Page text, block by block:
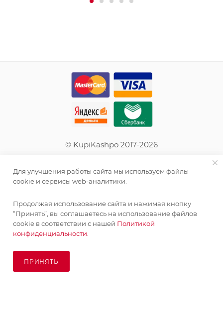
© KupiKashpo 2017-2026
ПОМОЩЬ
ПОДПИСАТЬСЯ НА РАССЫЛКУ
Для улучшения работы сайта мы используем файлы
cookie и сервисы web-аналитики.
Продолжая использование сайта и нажимая кнопку
“Принять”, вы соглашаетесь на использование файлов
cookie в соответствии с нашей Политикой
конфиденциальности.
ПРИНЯТЬ